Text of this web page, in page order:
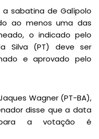
sabatina de Galípolo
ao menos uma das
o indicado pelo
Silva (PT) deve ser
e aprovado pelo
Wagner (PT-BA),
disse que a data
para a votação é